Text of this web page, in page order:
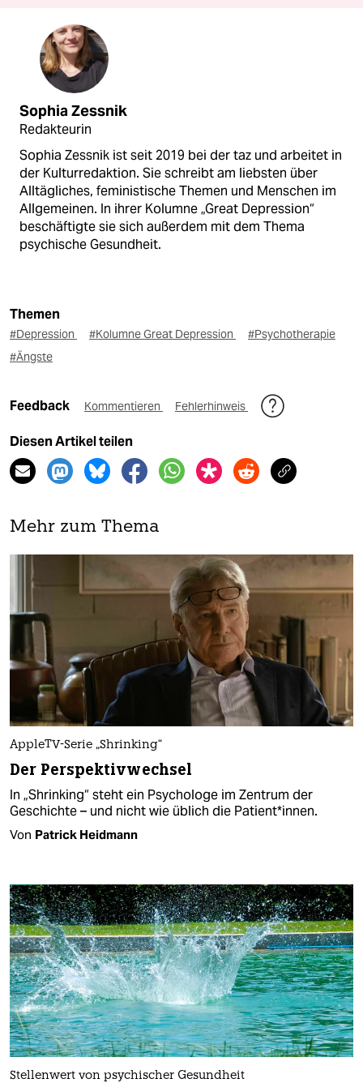
Sophia Zessnik
Redakteurin
Sophia Zessnik ist seit 2019 bei der taz und arbeitet in
der Kulturredaktion. Sie schreibt am liebsten über
Alltägliches, feministische Themen und Menschen im
Allgemeinen. In ihrer Kolumne „Great Depression“
beschäftigte sie sich außerdem mit dem Thema
psychische Gesundheit.
Themen
#Depression #Kolumne Great Depression
#Psychotherapie
#Ängste
Feedback Kommentieren Fehlerhinweis
Diesen Artikel teilen
Mehr zum Thema
AppleTV-Serie „Shrinking“
Der Perspektivwechsel
In „Shrinking“ steht ein Psychologe im Zentrum der
Geschichte – und nicht wie üblich die Pa­ti­en­t*in­nen.
Von Patrick Heidmann
Stellenwert von psychischer Gesundheit